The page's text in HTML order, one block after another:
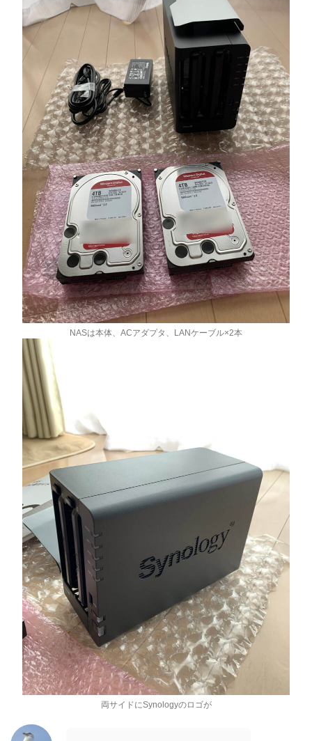
NASは本体、ACアダプタ、LANケーブル×2本
両サイドにSynologyのロゴが